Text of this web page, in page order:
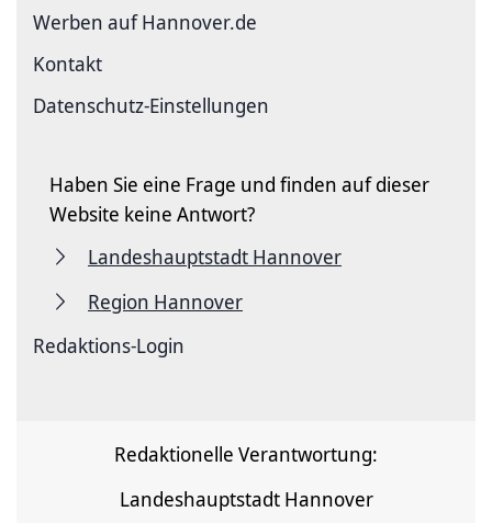
Werben auf Hannover.de
Kontakt
Datenschutz-Einstellungen
Haben Sie eine Frage und finden auf dieser
Website keine Antwort?
Landeshauptstadt Hannover
Region Hannover
Redaktions-Login
Redaktionelle Verantwortung:
Landeshauptstadt Hannover